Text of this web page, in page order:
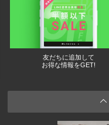
友だちに追加して
お得な情報をGET!